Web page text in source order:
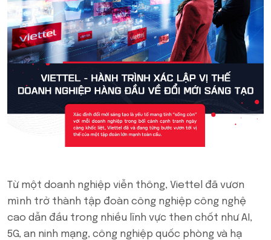
Từ một doanh nghiệp viễn thông, Viettel đã vươn
mình trở thành tập đoàn công nghiệp công nghệ
cao dẫn đầu trong nhiều lĩnh vực then chốt như AI,
5G, an ninh mạng, công nghiệp quốc phòng và hạ